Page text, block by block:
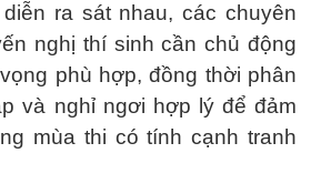
ra sát nhau, các chuyên
nghị thí sinh cần chủ động
phù hợp, đồng thời phân
và nghỉ ngơi hợp lý để đảm
mùa thi có tính cạnh tranh